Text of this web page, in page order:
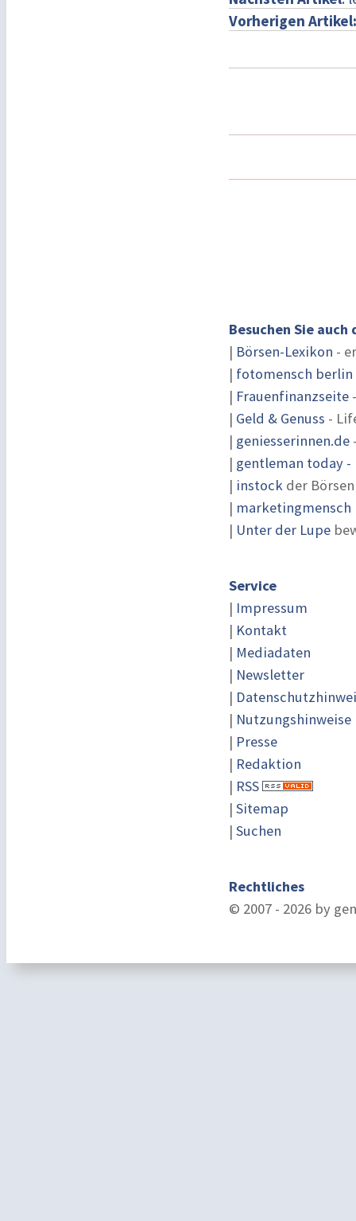
Vorherigen
Besuchen Sie
| Börsen-Lexikon -
| fotomensch berlin
| Frauenfinanzseite
| Geld & Genuss -
| geniesserinnen.de
| gentleman today -
| instock der
|
| Unter der Lupe
Service
| Impressum
| Kontakt
| Mediadaten
| Newsletter
|
| Nutzungshinweise
| Presse
| Redaktion
| RSS
| Sitemap
| Suchen
Rechtliches
© 2007 - 2026 by